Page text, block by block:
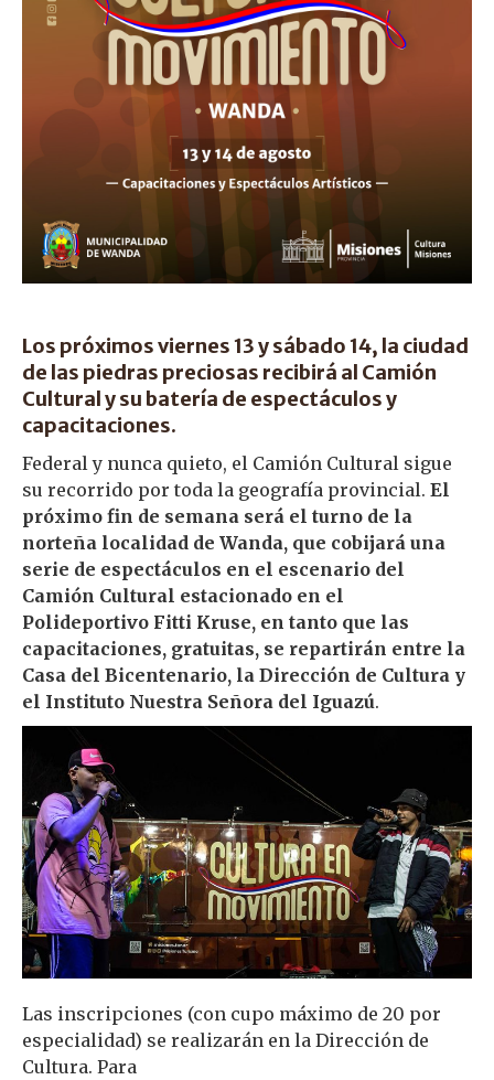
Los próximos viernes 13 y sábado 14, la ciudad
de las piedras preciosas recibirá al Camión
Cultural y su batería de espectáculos y
capacitaciones.
Federal y nunca quieto, el Camión Cultural sigue
su recorrido por toda la geografía provincial. El
próximo fin de semana será el turno de la
norteña localidad de Wanda, que cobijará una
serie de espectáculos en el escenario del
Camión Cultural estacionado en el
Polideportivo Fitti Kruse, en tanto que las
capacitaciones, gratuitas, se repartirán entre la
Casa del Bicentenario, la Dirección de Cultura y
el Instituto Nuestra Señora del Iguazú.
Las inscripciones (con cupo máximo de 20 por
especialidad) se realizarán en la Dirección de
Cultura. Para